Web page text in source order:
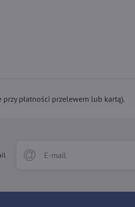
płatności przelewem lub kartą).